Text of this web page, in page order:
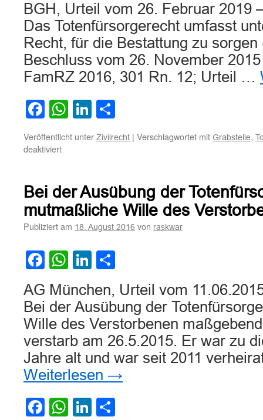
den
Hinterbliebenen
BGH, Urteil vom 26. Februar 2019
Das Totenfürsorgerecht umfasst
Recht, für die Bestattung zu
Beschluss vom 26. November
FamRZ 2016, 301 Rn. 12; Urteil …
Facebook
WhatsApp
LinkedIn
Veröffentlicht unter Zivilrecht | Verschlagwortet mit Grabstelle,
deaktiviertfür
Grabstätte
von
Totenfürsorgerecht
umfasst
Bei der Ausübung der
mutmaßliche Wille des
Publiziert am 18. August 2016 von raskwar
Facebook
WhatsApp
LinkedIn
AG München, Urteil vom
Bei der Ausübung der
Wille des Verstorbenen
verstarb am 26.5.2015. Er war zu
Jahre alt und war seit 2011
Weiterlesen →
Facebook
WhatsApp
LinkedIn